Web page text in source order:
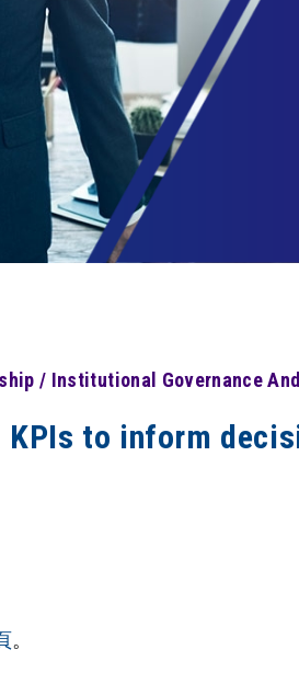
/ Institutional Governance
to inform
。